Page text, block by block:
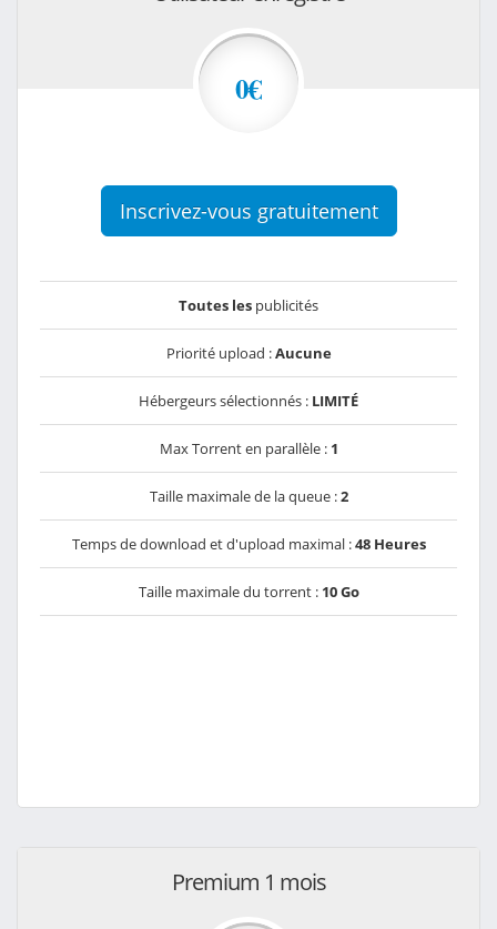
0€
Inscrivez-vous gratuitement
Toutes les publicités
Priorité upload :Aucune
Hébergeurs sélectionnés : LIMITÉ
Max Torrent en parallèle : 1
Taille maximale de la queue :2
Temps de download et d'upload maximal :48 Heures
Taille maximale du torrent : 10 Go
Premium 1 mois